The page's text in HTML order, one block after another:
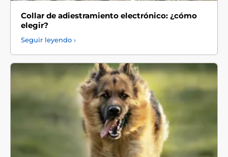
Collar de adiestramiento electrónico: ¿cómo
elegir?
Seguir leyendo ›